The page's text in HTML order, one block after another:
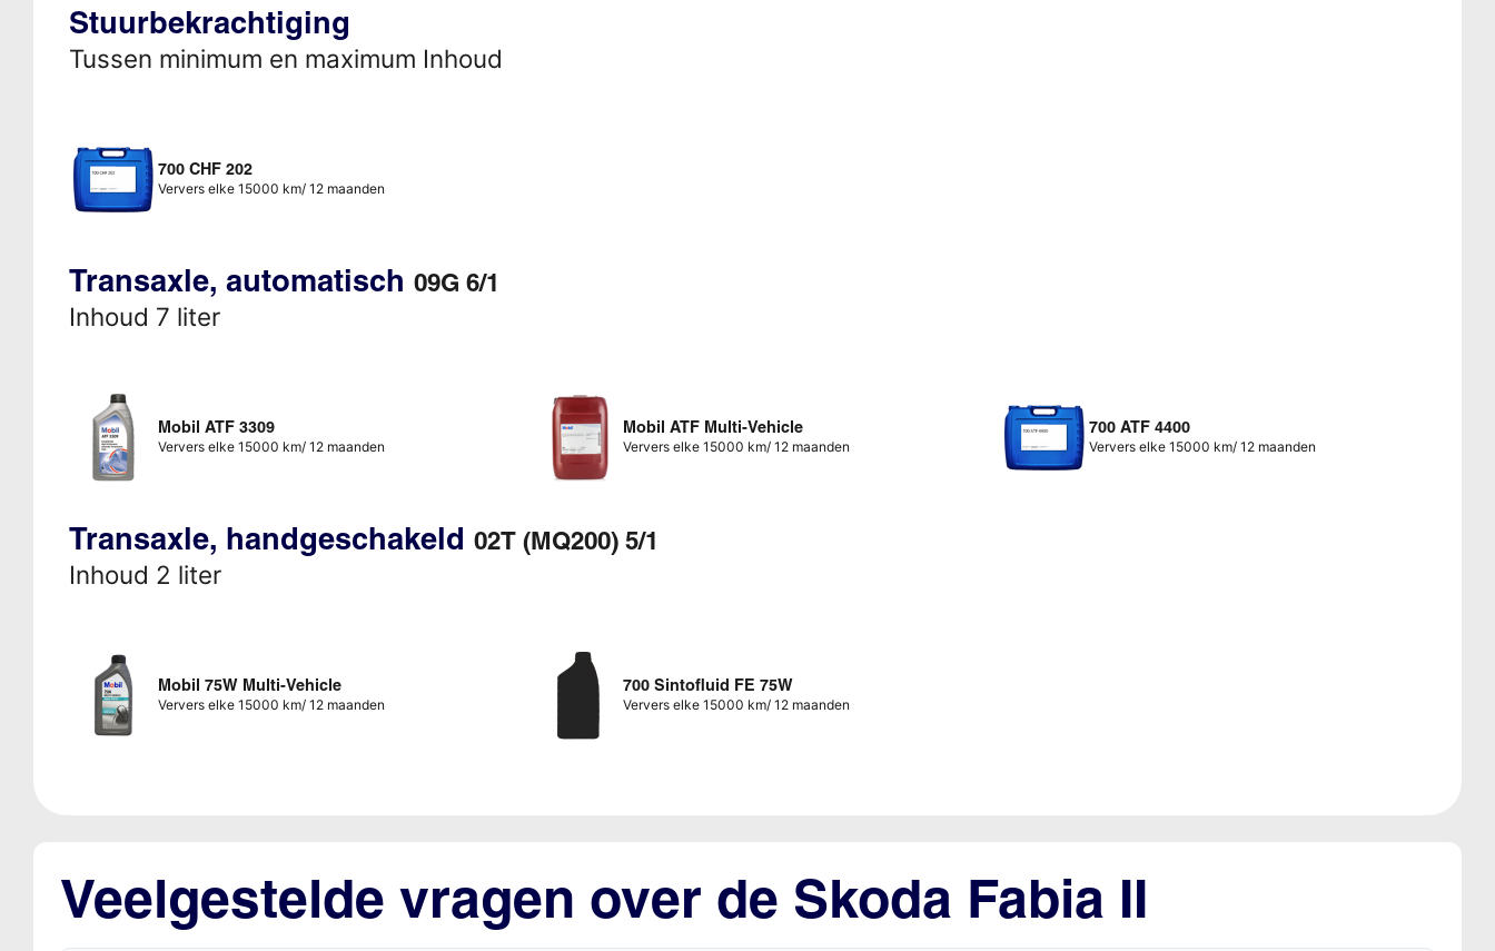
Stuurbekrachtiging
Tussen minimum en maximum Inhoud
700 CHF 202
Ververs elke 15000 km/ 12 maanden
Transaxle, automatisch 09G 6/1
Inhoud 7 liter
Mobil ATF 3309
Ververs elke 15000 km/ 12 maanden
Mobil ATF Multi-Vehicle
Ververs elke 15000 km/ 12 maanden
700 ATF 4400
Ververs elke 15000 km/ 12 maanden
Transaxle, handgeschakeld 02T (MQ200) 5/1
Inhoud 2 liter
Mobil 75W Multi-Vehicle
Ververs elke 15000 km/ 12 maanden
700 Sintofluid FE 75W
Ververs elke 15000 km/ 12 maanden
Veelgestelde vragen over de Skoda Fabia II